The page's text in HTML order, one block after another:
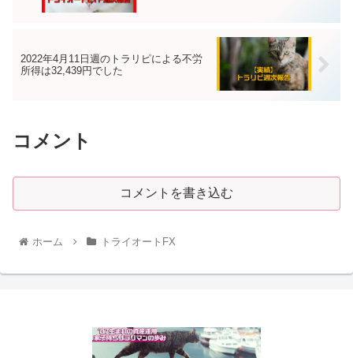
2022年4月11日週のトラリピによる不労
所得は32,439円でした
コメント
コメントを書き込む
ホーム トライオートFX